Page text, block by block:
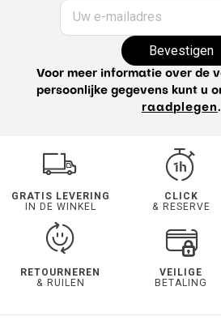
Uw e-mailadres
Bevestigen
Voor meer informatie over de
persoonlijke gegevens kunt u
raadplegen.
GRATIS LEVERING
IN DE WINKEL
CLICK
& RESERVE
RETOURNEREN
& RUILEN
VEILIGE
BETALING